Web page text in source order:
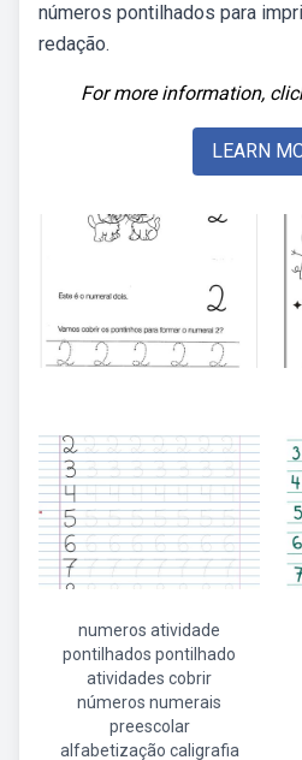
números pontilhados para
redação.
For more information,
LEARN
numeros atividade
pontilhados pontilhado
atividades cobrir
números numerais
preescolar
alfabetização caligrafia